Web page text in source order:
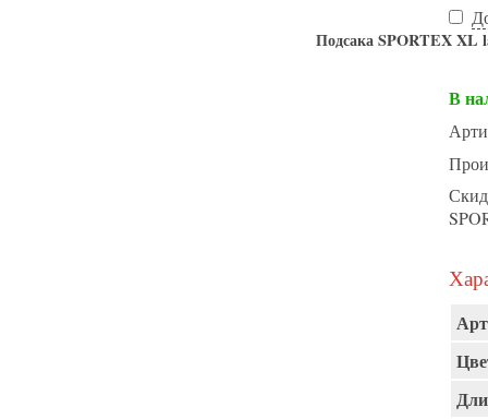
Подсака SPORTEX XL
В